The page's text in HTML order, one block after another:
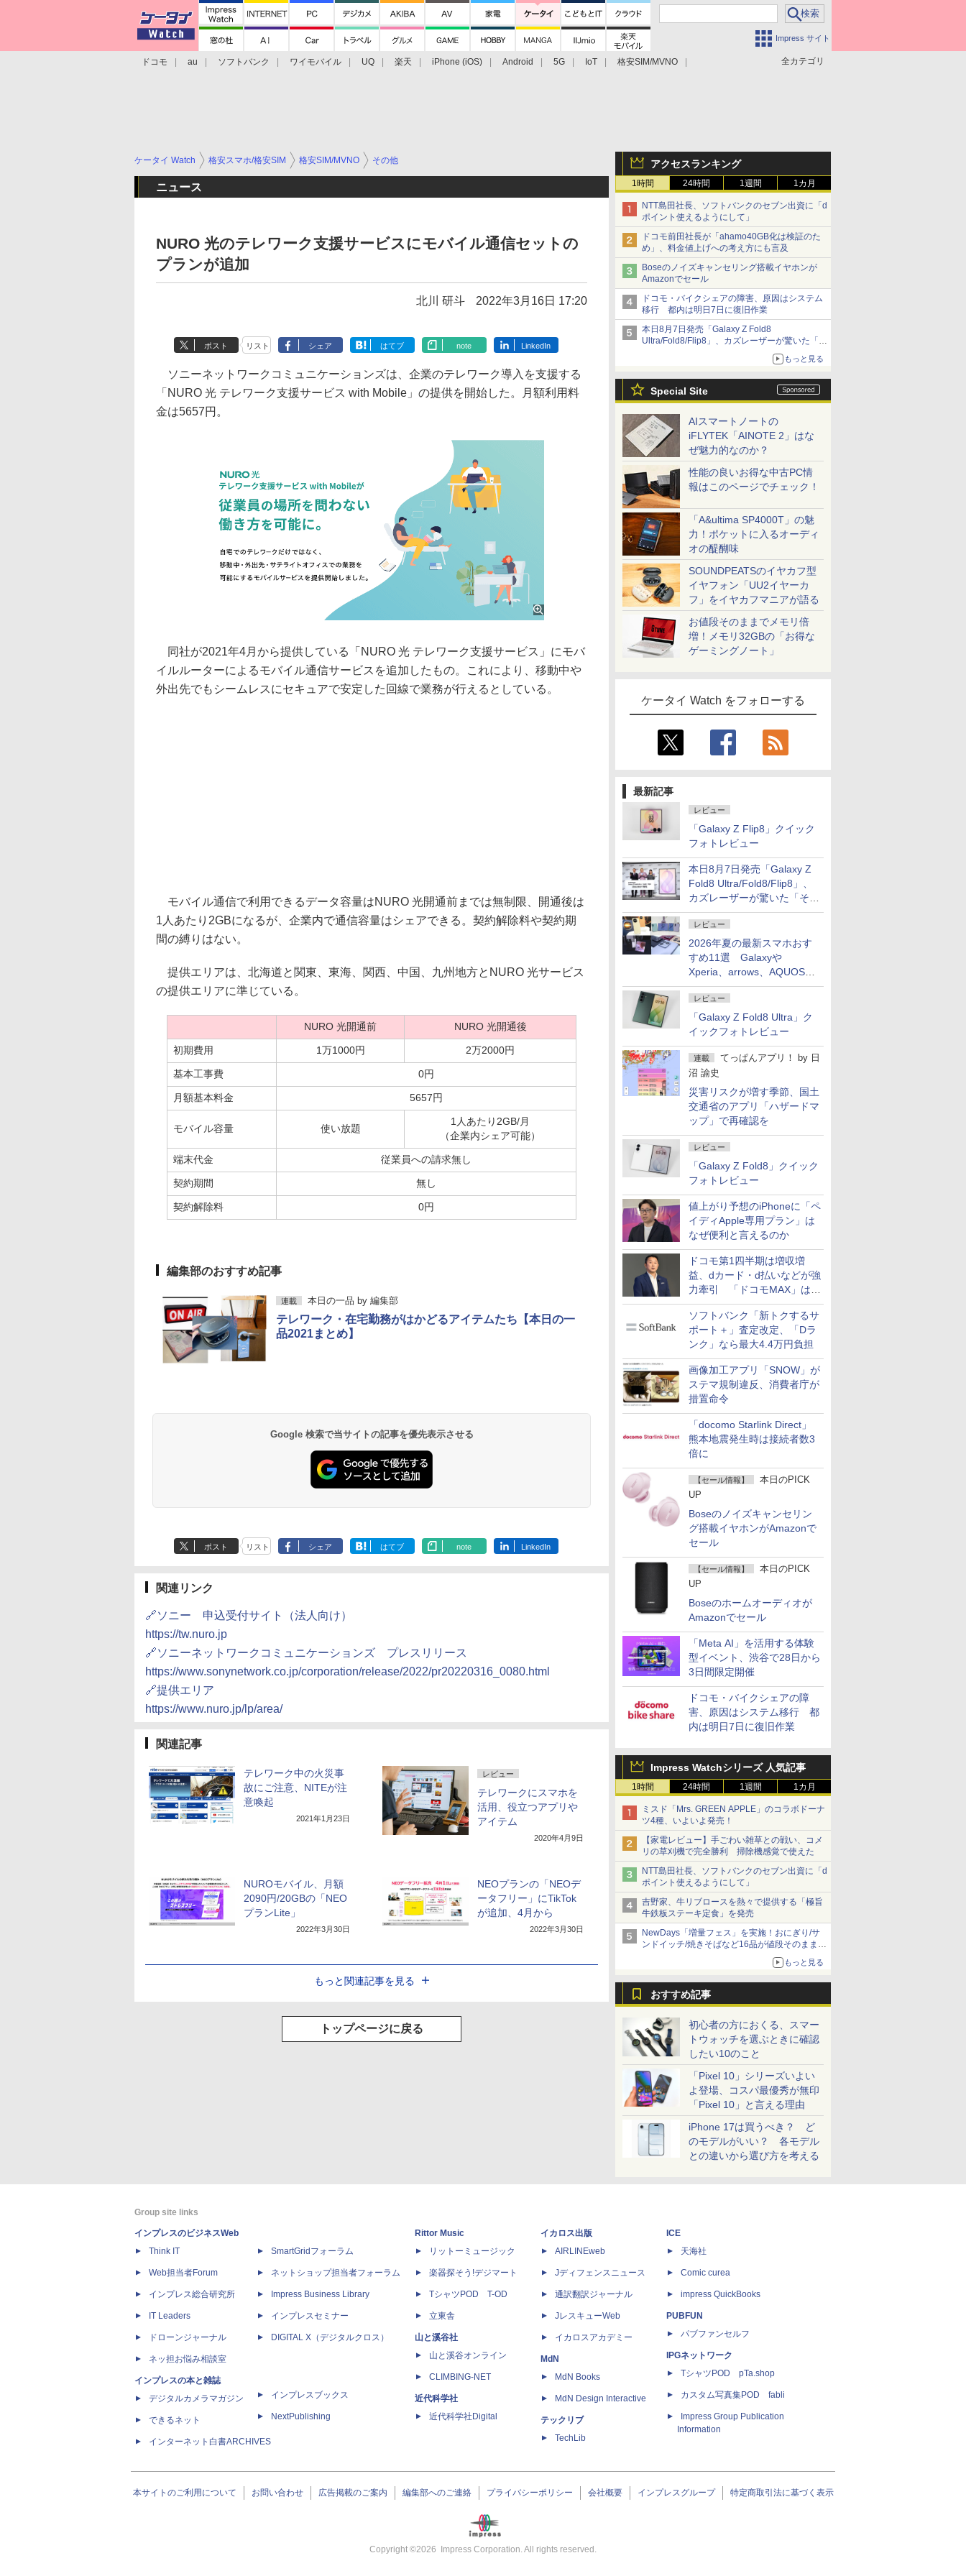
Impress サイト
全カテゴリ
ドコモ au ソフトバンク ワイモバイル UQ 楽天 iPhone (iOS) Android 5G IoT
格安SIM/MVNO
アクセスランキング
1時間 24時間 1週間 1カ月
NTT島田社長、ソフトバンクのセブン出資に「d
ポイント使えるようにして」
ドコモ前田社長が「ahamo40GB化は検証のた
め」、料金値上げへの考え方にも言及
Boseのノイズキャンセリング搭載イヤホンが
Amazonでセール
ドコモ・バイクシェアの障害、原因はシステム
移行 都内は明日7日に復旧作業
本日8月7日発売「Galaxy Z Fold8
Ultra/Fold8/Flip8」、カズレーザーが驚いた「そ
もっと見る
Special Site
AIスマートノートの
iFLYTEK「AINOTE 2」はな
ぜ魅力的なのか？
性能の良いお得な中古PC情
報はこのページでチェック！
「A&ultima SP4000T」の魅
力！ポケットに入るオーディ
オの醍醐味
SOUNDPEATSのイヤカフ型
イヤフォン「UU2イヤーカ
フ」をイヤカフマニアが語る
お値段そのままでメモリ倍
増！メモリ32GBの「お得な
ゲーミングノート」
ケータイ Watch をフォローする
最新記事
レビュー
「Galaxy Z Flip8」クイック
フォトレビュー
本日8月7日発売「Galaxy Z
Fold8 Ultra/Fold8/Flip8」、
カズレーザーが驚いた「そば
屋のメニュー並みの薄さ」
レビュー
2026年夏の最新スマホおす
すめ11選 Galaxyや
Xperia、arrows、AQUOSな
ど注目機種の特徴は
レビュー
「Galaxy Z Fold8 Ultra」ク
イックフォトレビュー
連載 てっぱんアプリ！ by 日
沼 諭史
災害リスクが増す季節、国土
交通省のアプリ「ハザードマ
ップ」で再確認を
レビュー
「Galaxy Z Fold8」クイック
フォトレビュー
値上がり予想のiPhoneに「ペ
イディApple専用プラン」は
なぜ便利と言えるのか
ドコモ第1四半期は増収増
益、dカード・d払いなどが強
力牽引 「ドコモMAX」は
400万契約突破
ソフトバンク「新トクするサ
ポート＋」査定改定、「Dラ
ンク」なら最大4.4万円負担
画像加工アプリ「SNOW」が
ステマ規制違反、消費者庁が
措置命令
「docomo Starlink Direct」
熊本地震発生時は接続者数3
倍に
【セール情報】
本日のPICK
UP
Boseのノイズキャンセリン
グ搭載イヤホンがAmazonで
セール
【セール情報】
本日のPICK
UP
Boseのホームオーディオが
Amazonでセール
「Meta AI」を活用する体験
型イベント、渋谷で28日から
3日間限定開催
ドコモ・バイクシェアの障
害、原因はシステム移行 都
内は明日7日に復旧作業
Impress Watchシリーズ 人気記事
1時間 24時間 1週間 1カ月
ミスド「Mrs. GREEN APPLE」のコラボドーナ
ツ4種、いよいよ発売！
【家電レビュー】手ごわい雑草との戦い、コメ
リの草刈機で完全勝利 掃除機感覚で使えた
NTT島田社長、ソフトバンクのセブン出資に「d
ポイント使えるようにして」
吉野家、牛リブロースを熱々で提供する「極旨
牛鉄板ステーキ定食」を発売
NewDays「増量フェス」を実施！おにぎり/サ
ンドイッチ/焼きそばなど16品が値段そのままで
もっと見る
おすすめ記事
初心者の方におくる、スマー
トウォッチを選ぶときに確認
したい10のこと
「Pixel 10」シリーズいよい
よ登場、コスパ最優秀が無印
「Pixel 10」と言える理由
iPhone 17は買うべき？ ど
のモデルがいい？ 各モデル
との違いから選び方を考える
ケータイ Watch 格安スマホ/格安SIM 格安SIM/MVNO その他
ニュース
NURO 光のテレワーク支援サービスにモバイル通信セットの
プランが追加
北川 研斗 2022年3月16日 17:20
ポスト リスト シェア はてブ note LinkedIn
ソニーネットワークコミュニケーションズは、企業のテレワーク導入を支援する
「NURO 光 テレワーク支援サービス with Mobile」の提供を開始した。月額利用料
金は5657円。
同社が2021年4月から提供している「NURO 光 テレワーク支援サービス」にモバ
イルルーターによるモバイル通信サービスを追加したもの。これにより、移動中や
外出先でもシームレスにセキュアで安定した回線で業務が行えるとしている。
モバイル通信で利用できるデータ容量はNURO 光開通前までは無制限、開通後は
1人あたり2GBになるが、企業内で通信容量はシェアできる。契約解除料や契約期
間の縛りはない。
提供エリアは、北海道と関東、東海、関西、中国、九州地方とNURO 光サービス
の提供エリアに準じている。
NURO 光開通前 NURO 光開通後
初期費用 1万1000円 2万2000円
基本工事費 0円
月額基本料金 5657円
モバイル容量 使い放題
1人あたり2GB/月
（企業内シェア可能）
端末代金 従業員への請求無し
契約期間 無し
契約解除料 0円
編集部のおすすめ記事
連載 本日の一品 by 編集部
テレワーク・在宅勤務がはかどるアイテムたち【本日の一
品2021まとめ】
Google 検索で当サイトの記事を優先表示させる
ポスト リスト シェア はてブ note LinkedIn
関連リンク
🔗ソニー 申込受付サイト（法人向け）
https://tw.nuro.jp
🔗ソニーネットワークコミュニケーションズ プレスリリース
https://www.sonynetwork.co.jp/corporation/release/2022/pr20220316_0080.html
🔗提供エリア
https://www.nuro.jp/lp/area/
関連記事
テレワーク中の火災事
故にご注意、NITEが注
意喚起
2021年1月23日
レビュー
テレワークにスマホを
活用、役立つアプリや
アイテム
2020年4月9日
NUROモバイル、月額
2090円/20GBの「NEO
プランLite」
2022年3月30日
NEOプランの「NEOデ
ータフリー」にTikTok
が追加、4月から
2022年3月30日
もっと関連記事を見る
トップページに戻る
Group site links
インプレスのビジネスWeb
Think IT
Web担当者Forum
インプレス総合研究所
IT Leaders
ドローンジャーナル
ネッ担お悩み相談室
インプレスの本と雑誌
デジタルカメラマガジン
できるネット
インターネット白書ARCHIVES
SmartGridフォーラム
ネットショップ担当者フォーラム
Impress Business Library
インプレスセミナー
DIGITAL X（デジタルクロス）
インプレスブックス
NextPublishing
Rittor Music
リットーミュージック
楽器探そう!デジマート
TシャツPOD T-OD
立東舎
山と溪谷社
山と溪谷オンライン
CLIMBING-NET
近代科学社
近代科学社Digital
イカロス出版
AIRLINEweb
Jディフェンスニュース
通訳翻訳ジャーナル
JレスキューWeb
イカロスアカデミー
MdN
MdN Books
MdN Design Interactive
テックリブ
TechLib
ICE
天海社
Comic curea
impress QuickBooks
PUBFUN
パブファンセルフ
IPGネットワーク
TシャツPOD pTa.shop
カスタム写真集POD fabli
Impress Group Publication
Information
本サイトのご利用について お問い合わせ 広告掲載のご案内 編集部へのご連絡 プライバシーポリシー 会社概要 インプレスグループ 特定商取引法に基づく表示
Copyright ©2026 Impress Corporation. All rights reserved.